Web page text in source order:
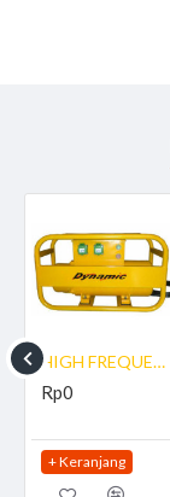
HIGH FREQUENCY CONVERTER DYNAMIC DHF 54/ 3 C
Rp0
+ Keranjang